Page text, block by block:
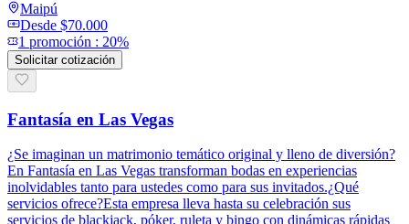
Maipú
Desde $70.000
1 promoción : 20%
Solicitar cotización
Fantasía en Las Vegas
¿Se imaginan un matrimonio temático original y lleno de diversión?
En Fantasía en Las Vegas transforman bodas en experiencias
inolvidables tanto para ustedes como para sus invitados.¿Qué
servicios ofrece?Esta empresa lleva hasta su celebración sus
servicios de blackjack, póker, ruleta y bingo con dinámicas rápidas